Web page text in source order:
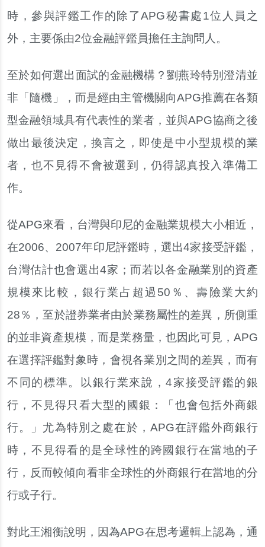
時，參與評鑑工作的除了APG秘書處1位人員之
外，主要係由2位金融評鑑員擔任主詢問人。
至於如何選出面試的金融機構？劉燕玲特別澄清並
非「隨機」，而是經由主管機關向APG推薦在各類
型金融領域具有代表性的業者，並與APG協商之後
做出最後決定，換言之，即使是中小型規模的業
者，也不見得不會被選到，仍得認真投入準備工
作。
從APG來看，台灣與印尼的金融業規模大小相近，
在2006、2007年印尼評鑑時，選出4家接受評鑑，
台灣估計也會選出4家；而若以各金融業別的資產
規模來比較，銀行業占超過50％、壽險業大約
28％，至於證券業者由於業務屬性的差異，所側重
的並非資產規模，而是業務量，也因此可見，APG
在選擇評鑑對象時，會視各業別之間的差異，而有
不同的標準。以銀行業來說，4家接受評鑑的銀
行，不見得只看大型的國銀：「也會包括外商銀
行。」尤為特別之處在於，APG在評鑑外商銀行
時，不見得看的是全球性的跨國銀行在當地的子
行，反而較傾向看非全球性的外商銀行在當地的分
行或子行。
對此王湘衡說明，因為APG在思考邏輯上認為，通